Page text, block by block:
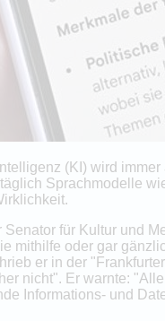
(KI) wird
Sprachmodelle
Senator für Kultur und
mithilfe oder gar
er in der
nicht". Er warnte:
Informations- und